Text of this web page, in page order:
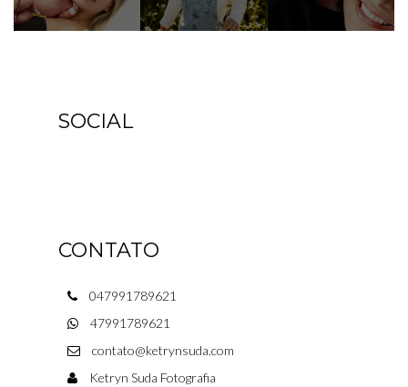
SOCIAL
CONTATO
047991789621
47991789621
contato@ketrynsuda.com
Ketryn Suda Fotografia